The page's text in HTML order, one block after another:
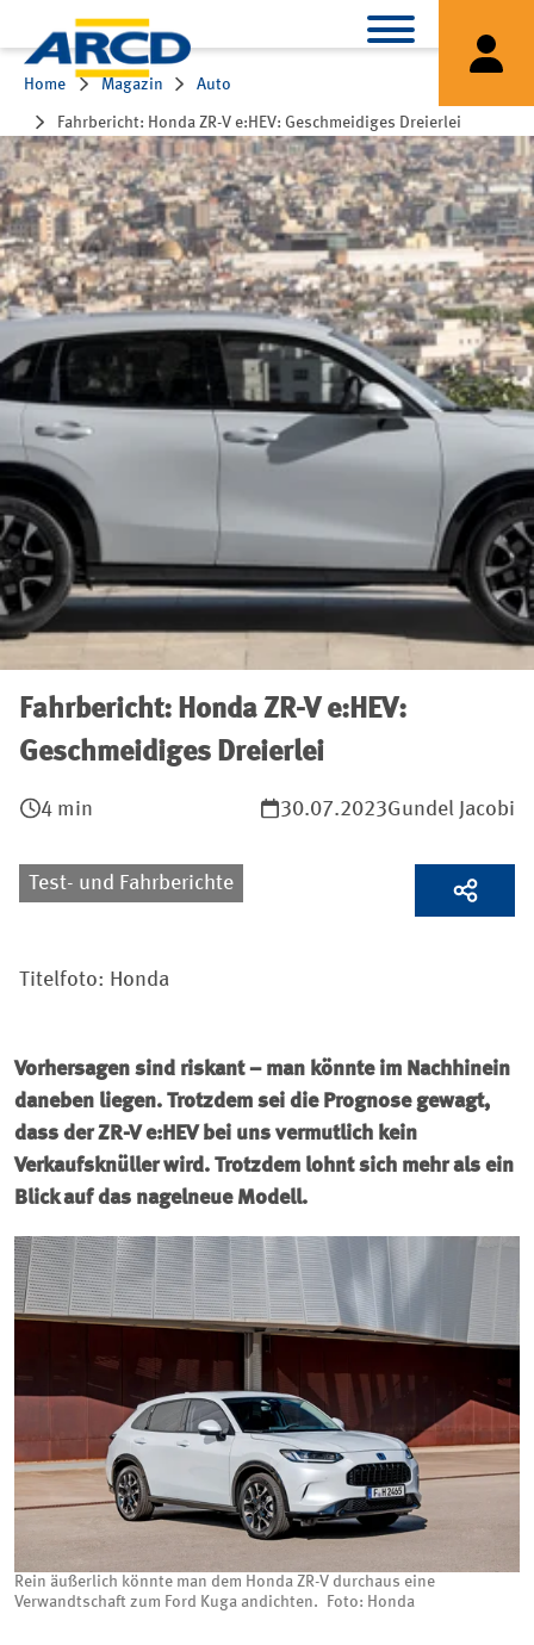
Home Magazin Auto
Fahrbericht: Honda ZR-V e:HEV: Geschmeidiges Dreierlei
Fahrbericht: Honda ZR-V e:HEV:
Geschmeidiges Dreierlei
4 min 30.07.2023Gundel Jacobi
Test- und Fahrberichte
Titelfoto: Honda
Vorhersagen sind riskant – man könnte im Nachhinein
daneben liegen. Trotzdem sei die Prognose gewagt,
dass der ZR-V e:HEV bei uns vermutlich kein
Verkaufsknüller wird. Trotzdem lohnt sich mehr als ein
Blick auf das nagelneue Modell.
Rein äußerlich könnte man dem Honda ZR-V durchaus eine
Verwandtschaft zum Ford Kuga andichten. Foto: Honda